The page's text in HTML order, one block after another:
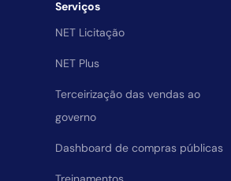
Serviços
NET Licitação
NET Plus
Terceirização das vendas ao
governo
Dashboard de compras públicas